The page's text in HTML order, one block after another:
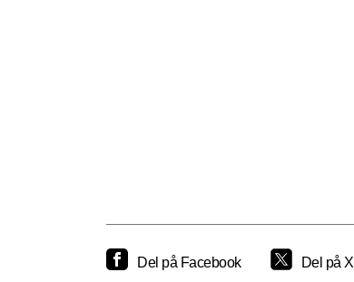
Del på Facebook Del på X